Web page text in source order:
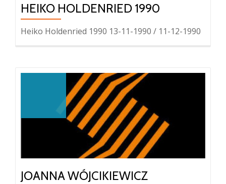
HEIKO HOLDENRIED 1990
Heiko Holdenried 1990 13-11-1990 / 11-12-1990
JOANNA WÓJCIKIEWICZ